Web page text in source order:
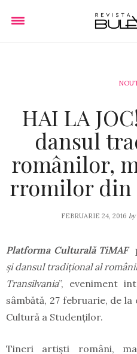
HAI LA
dansul
românilor,
rromilor din
FEBRUARIE 24, 2016 by
Platforma Culturală TiMAF
și dansul tradițional al
Transilvania”, eveniment
sâmbătă, 27 februarie, de la
Cultură a Studenților.
Tineri artiști români,